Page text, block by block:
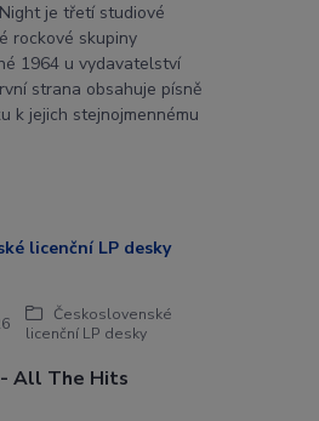
je třetí studiové
rockové skupiny
1964 u vydavatelství
strana obsahuje písně
k jejich stejnojmennému
All The Hits
Československé
licenční LP desky